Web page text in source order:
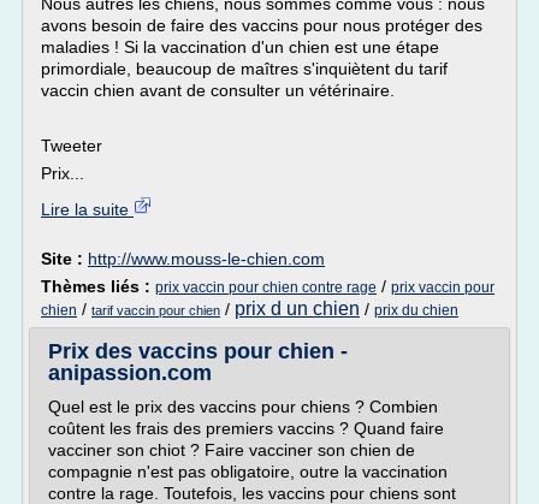
avons besoin de faire des vaccins pour nous protéger des
maladies ! Si la vaccination d'un chien est une étape
primordiale, beaucoup de maîtres s'inquiètent du tarif
vaccin chien avant de consulter un vétérinaire.
Tweeter
Prix...
Lire la suite
Site : http://www.mouss-le-chien.com
Thèmes liés : prix vaccin pour chien contre rage / prix vaccin pour
chien / tarif vaccin pour chien / prix d un chien / prix du chien
Prix des vaccins pour chien -
anipassion.com
Quel est le prix des vaccins pour chiens ? Combien
coûtent les frais des premiers vaccins ? Quand faire
vacciner son chiot ? Faire vacciner son chien de
compagnie n'est pas obligatoire, outre la vaccination
contre la rage. Toutefois, les vaccins pour chiens sont